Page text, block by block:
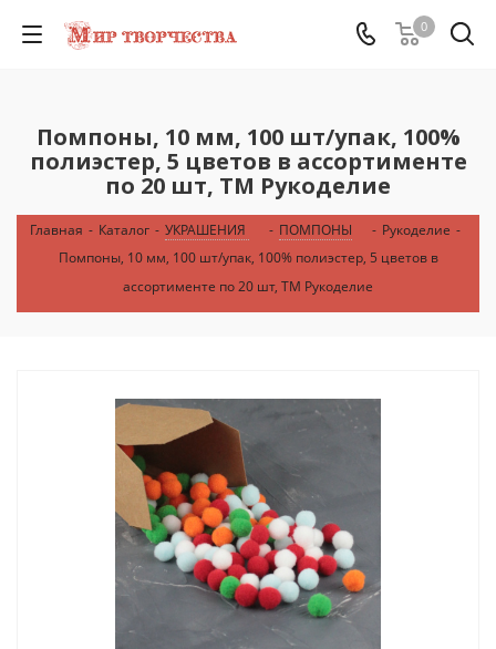
0
Помпоны, 10 мм, 100 шт/упак, 100%
полиэстер, 5 цветов в ассортименте
по 20 шт, ТМ Рукоделие
Главная - Каталог - УКРАШЕНИЯ - ПОМПОНЫ - Рукоделие -
Помпоны, 10 мм, 100 шт/упак, 100% полиэстер, 5 цветов в
ассортименте по 20 шт, ТМ Рукоделие